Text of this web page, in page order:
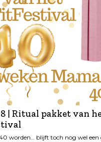
| Ritual pakket van
worden… blijft toch nog wel een